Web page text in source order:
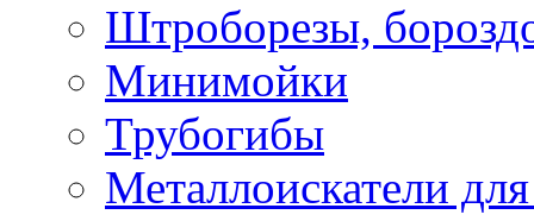
Штроборезы,
Минимойки
Трубогибы
Металлоискатели